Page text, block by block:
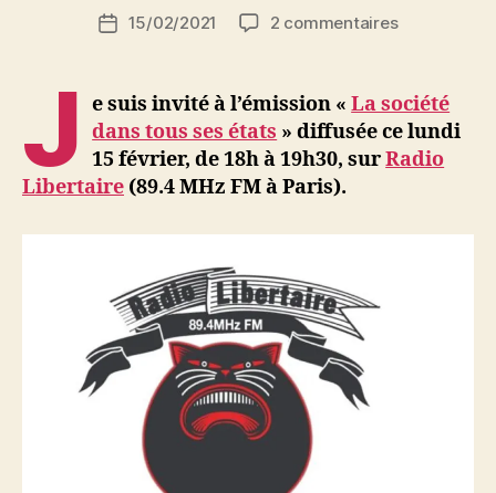
Auteur
de
N
ji
Date15/02/2021 2 commentairessur
l’émission
«
La
société
ses
J e suis invité à l’émission «La société
dans tous ses états » diffusée ce lundi
15 février, de 18h à 19h30, surRadio
Libertaire (89.4 MHz FM à Paris).